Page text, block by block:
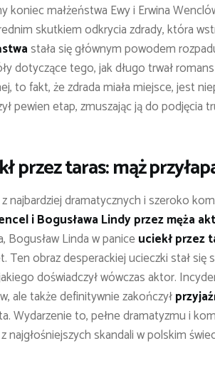
koniec małżeństwa Ewy i Erwina
skutkiem odkrycia zdrady, która
stała się głównym powodem
dotyczące tego, jak długo trwał
to fakt, że zdrada miała miejsce, jest
pewien etap, zmuszając ją do podjęcia
przez taras: mąż
najbardziej dramatycznych i szeroko
i Bogusława Lindy przez męża
Bogusław Linda w paniceuciekł przez
Ten obraz desperackiej ucieczki stał
doświadczył wówczas aktor.
ale także definitywnie zakończył
Wydarzenie to, pełne dramatyzmu i
najgłośniejszych skandali w polskim